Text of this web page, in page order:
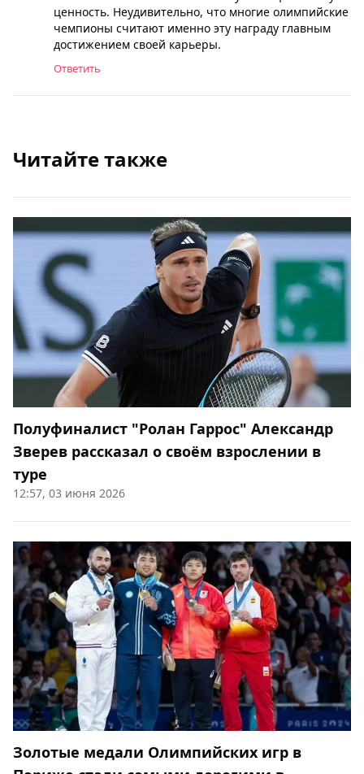
ценность. Неудивительно, что многие олимпийские
чемпионы считают именно эту награду главным
достижением своей карьеры.
Ответить
Читайте также
Полуфиналист "Ролан Гаррос" Александр
Зверев рассказал о своём взрослении в
туре
12:57, 03 июня 2026
Золотые медали Олимпийских игр в